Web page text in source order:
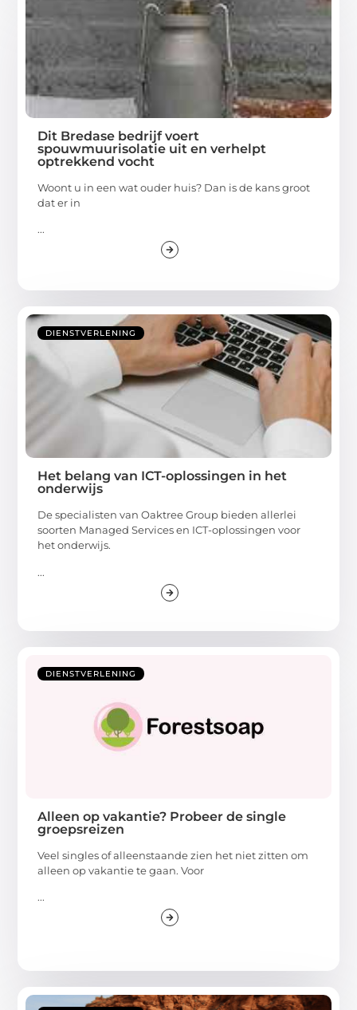
Dit Bredase bedrijf voert
spouwmuurisolatie uit en verhelpt
optrekkend vocht
Woont u in een wat ouder huis? Dan is de kans groot
dat er in
...
DIENSTVERLENING
Het belang van ICT-oplossingen in het
onderwijs
De specialisten van Oaktree Group bieden allerlei
soorten Managed Services en ICT-oplossingen voor
het onderwijs.
...
DIENSTVERLENING
Alleen op vakantie? Probeer de single
groepsreizen
Veel singles of alleenstaande zien het niet zitten om
alleen op vakantie te gaan. Voor
...